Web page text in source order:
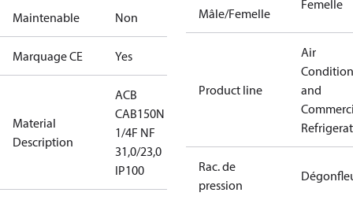
Maintenable Non
Marquage CE Yes
Material
Description
ACB
CAB150N
1/4F NF
31,0/23,0
IP100
Mâle/Femelle
Femelle
Product line
Air
and
Rac. de
pression